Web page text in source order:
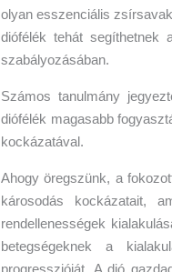
olyan esszenciális
diófélék tehát segíthetnek
szabályozásában.
Számos tanulmány
diófélék magasabb
kockázatával.
Ahogy öregszünk, a
károsodás kockázatait,
rendellenességek
betegségeknek a
progresszióját. A dió